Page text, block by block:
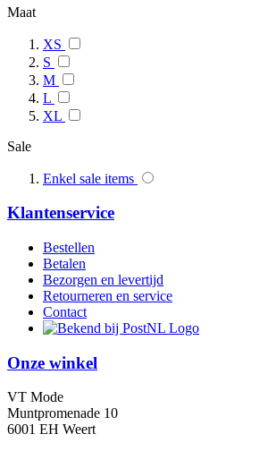
Maat
XS
S
M
L
XL
Sale
Enkel sale items
Klantenservice
Bestellen
Betalen
Bezorgen en levertijd
Retourneren en service
Contact
Onze winkel
VT Mode
Muntpromenade 10
6001 EH Weert